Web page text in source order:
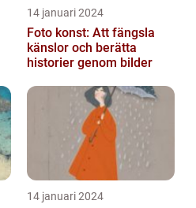
14 januari 2024
Foto konst: Att fängsla
känslor och berätta
historier genom bilder
14 januari 2024